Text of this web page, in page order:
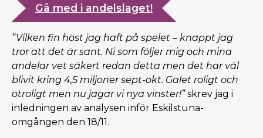
Gå med i andelslaget!
”Vilken fin höst jag haft på spelet – knappt jag
tror att det är sant. Ni som följer mig och mina
andelar vet säkert redan detta men det har väl
blivit kring 4,5 miljoner sept-okt. Galet roligt och
otroligt men nu jagar vi nya vinster!”skrev jag i
inledningen av analysen inför Eskilstuna-
omgången den 18/11.